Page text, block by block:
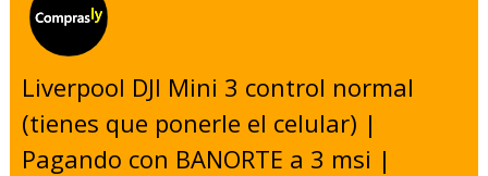
Liverpool DJI Mini 3 control normal
(tienes que ponerle el celular) |
Pagando con BANORTE a 3 msi |